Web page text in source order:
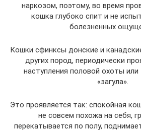
наркозом, поэтому, во время
кошка глубоко спит и не
болезненных
Кошки сфинксы донские и
других пород, периодически
наступления половой охоты
«загула».
Это проявляется так: спокойная
не совсем похожа на себя,
перекатывается по полу,